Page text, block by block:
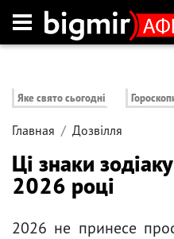
Яке свято сьогодні
Главная Дозвілля
Ці знаки
2026 році
2026 не принесе